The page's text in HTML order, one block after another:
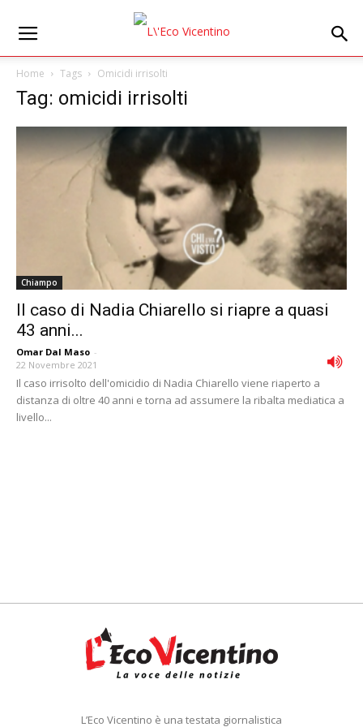
Home Tags Omicidi irrisolti
Tag: omicidi irrisolti
Chiampo
Il caso di Nadia Chiarello si riapre a quasi
43 anni...
Omar Dal Maso -
22 Novembre 2021
Il caso irrisolto dell'omicidio di Nadia Chiarello viene riaperto a
distanza di oltre 40 anni e torna ad assumere la ribalta mediatica a
livello...
L’Eco Vicentino è una testata giornalistica